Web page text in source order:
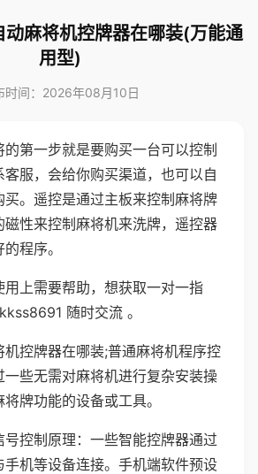
麻将机控牌器在哪装(万能通
用型)
时间：2026年08月10日
第一步就是要购买一台可以控制
服，会给你购买渠道，也可以自
买。遥控是通过主板来控制麻将牌
磁性来控制麻将机来洗牌，遥控器
程序。
用上需要帮助，想获取一对一指
随时交流 。
机控牌器在哪装;普通麻将机程序控
一些无需对麻将机进行复杂安装操
牌功能的设备或工具。
号控制原理：一些智能控牌器通过
手机等设备连接。手机端软件预设